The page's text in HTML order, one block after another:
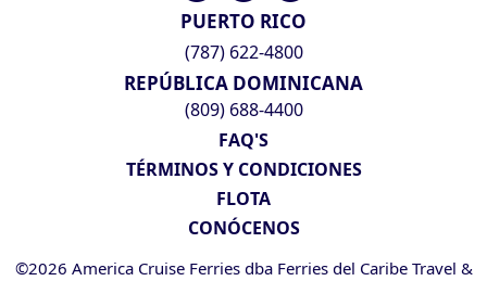
PUERTO RICO
(787) 622-4800
REPÚBLICA DOMINICANA
(809) 688-4400
FAQ'S
TÉRMINOS Y CONDICIONES
FLOTA
CONÓCENOS
©2026 America Cruise Ferries dba Ferries del Caribe Travel &